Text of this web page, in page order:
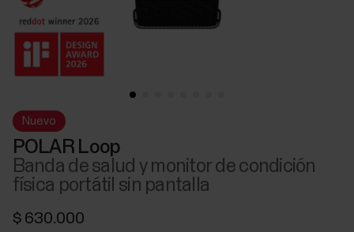
Nuevo
POLAR Loop
Banda de salud y monitor de condición
física portátil sin pantalla
$ 630.000